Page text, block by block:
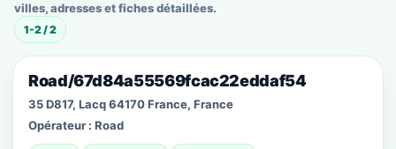
villes, adresses et fiches détaillées.
1-2 / 2
Road/67d84a55569fcac22eddaf54
35 D817, Lacq 64170 France, France
Opérateur : Road